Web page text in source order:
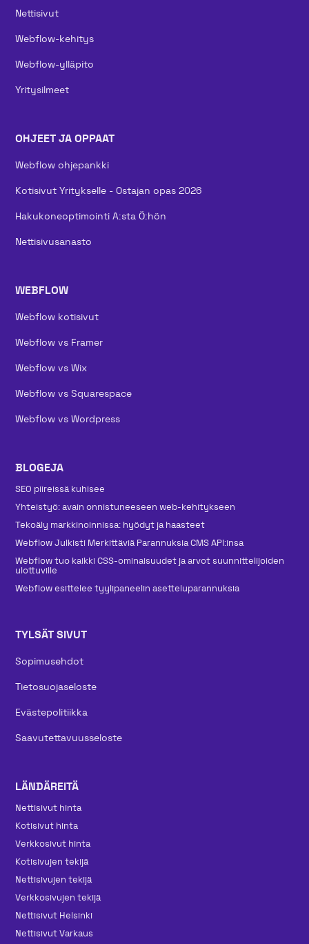
Nettisivut
Webflow-kehitys
Webflow-ylläpito
Yritysilmeet
OHJEET JA OPPAAT
Webflow ohjepankki
Kotisivut Yritykselle - Ostajan opas 2026
Hakukoneoptimointi A:sta Ö:hön
Nettisivusanasto
WEBFLOW
Webflow kotisivut
Webflow vs Framer
Webflow vs Wix
Webflow vs Squarespace
Webflow vs Wordpress
BLOGEJA
SEO piireissä kuhisee
Yhteistyö: avain onnistuneeseen web-kehitykseen
Tekoäly markkinoinnissa: hyödyt ja haasteet
Webflow Julkisti Merkittäviä Parannuksia CMS API:insa
Webflow tuo kaikki CSS-ominaisuudet ja arvot suunnittelijoiden
ulottuville
Webflow esittelee tyylipaneelin asetteluparannuksia
TYLSÄT SIVUT
Sopimusehdot
Tietosuojaseloste
Evästepolitiikka
Saavutettavuusseloste
LÄNDÄREITÄ
Nettisivut hinta
Kotisivut hinta
Verkkosivut hinta
Kotisivujen tekijä
Nettisivujen tekijä
Verkkosivujen tekijä
Nettisivut Helsinki
Nettisivut Varkaus